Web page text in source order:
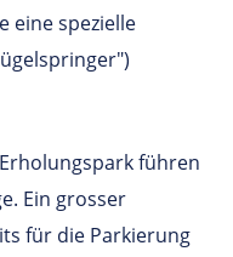
eine spezielle
führen
Ein grosser
für die Parkierung